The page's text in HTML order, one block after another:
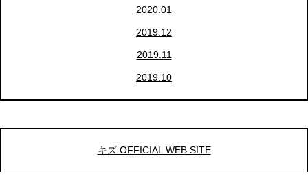
2020.01
2019.12
2019.11
2019.10
キズ OFFICIAL WEB SITE